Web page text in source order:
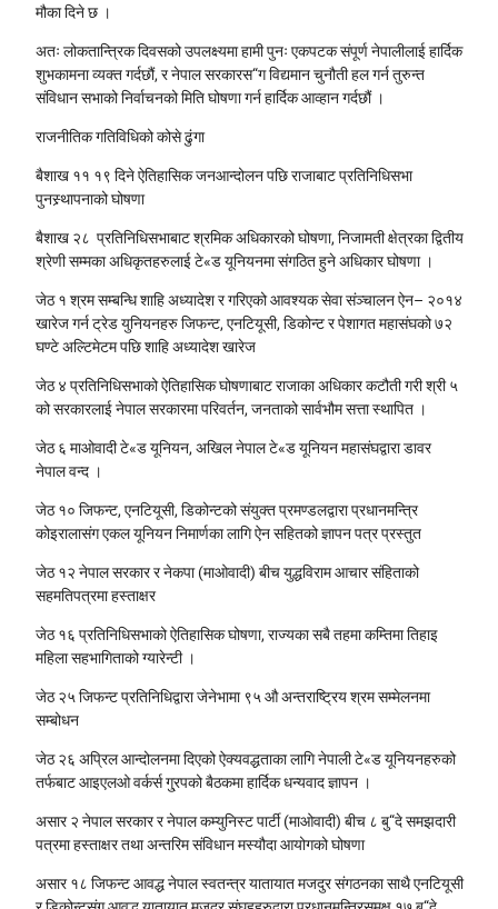
मौका दिने छ ।
अतः लोकतान्त्रिक दिवसको उपलक्ष्यमा हामी पुनः एकपटक संपूर्ण नेपालीलाई हार्दिक
शुभकामना व्यक्त गर्दछौं, र नेपाल सरकारस“ग विद्यमान चुनौती हल गर्न तुरुन्त
संविधान सभाको निर्वाचनको मिति घोषणा गर्न हार्दिक आव्हान गर्दछौं ।
राजनीतिक गतिविधिको कोसे ढुंगा
बैशाख ११ १९ दिने ऐतिहासिक जनआन्दोलन पछि राजाबाट प्रतिनिधिसभा
पुनस्र्थापनाको घोषणा
बैशाख २८ प्रतिनिधिसभाबाट श्रमिक अधिकारको घोषणा, निजामती क्षेत्रका द्वितीय
श्रेणी सम्मका अधिकृतहरुलाई टे«ड यूनियनमा संगठित हुने अधिकार घोषणा ।
जेठ १ श्रम सम्बन्धि शाहि अध्यादेश र गरिएको आवश्यक सेवा संञ्चालन ऐन– २०१४
खारेज गर्न ट्रेड युनियनहरु जिफन्ट, एनटियूसी, डिकोन्ट र पेशागत महासंघको ७२
घण्टे अल्टिमेटम पछि शाहि अध्यादेश खारेज
जेठ ४ प्रतिनिधिसभाको ऐतिहासिक घोषणाबाट राजाका अधिकार कटौती गरी श्री ५
को सरकारलाई नेपाल सरकारमा परिवर्तन, जनताको सार्वभौम सत्ता स्थापित ।
जेठ ६ माओवादी टे«ड यूनियन, अखिल नेपाल टे«ड यूनियन महासंघद्वारा डावर
नेपाल वन्द ।
जेठ १० जिफन्ट, एनटियूसी, डिकोन्टको संयुक्त प्रमण्डलद्वारा प्रधानमन्त्रि
कोइरालासंग एकल यूनियन निमार्णका लागि ऐन सहितको ज्ञापन पत्र प्रस्तुत
जेठ १२ नेपाल सरकार र नेकपा (माओवादी) बीच युद्धविराम आचार संहिताको
सहमतिपत्रमा हस्ताक्षर
जेठ १६ प्रतिनिधिसभाको ऐतिहासिक घोषणा, राज्यका सबै तहमा कम्तिमा तिहाइ
महिला सहभागिताको ग्यारेन्टी ।
जेठ २५ जिफन्ट प्रतिनिधिद्वारा जेनेभामा ९५ औ अन्तराष्ट्रिय श्रम सम्मेलनमा
सम्बोधन
जेठ २६ अप्रिल आन्दोलनमा दिएको ऐक्यवद्धताका लागि नेपाली टे«ड यूनियनहरुको
तर्फबाट आइएलओ वर्कर्स गु्रपको बैठकमा हार्दिक धन्यवाद ज्ञापन ।
असार २ नेपाल सरकार र नेपाल कम्युनिस्ट पार्टी (माओवादी) बीच ८ बु“दे समझदारी
पत्रमा हस्ताक्षर तथा अन्तरिम संविधान मस्यौदा आयोगको घोषणा
असार १८ जिफन्ट आवद्ध नेपाल स्वतन्त्र यातायात मजदुर संगठनका साथै एनटियूसी